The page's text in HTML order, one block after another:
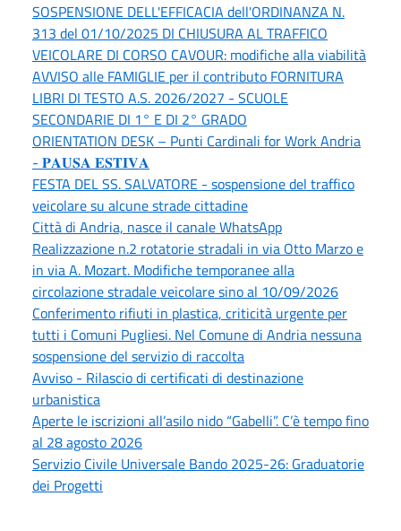
SOSPENSIONE DELL'EFFICACIA dell'ORDINANZA N.
313 del 01/10/2025 DI CHIUSURA AL TRAFFICO
VEICOLARE DI CORSO CAVOUR: modifiche alla viabilità
AVVISO alle FAMIGLIE per il contributo FORNITURA
LIBRI DI TESTO A.S. 2026/2027 - SCUOLE
SECONDARIE DI 1° E DI 2° GRADO
ORIENTATION DESK – Punti Cardinali for Work Andria
- 𝐏𝐀𝐔𝐒𝐀 𝐄𝐒𝐓𝐈𝐕𝐀
FESTA DEL SS. SALVATORE - sospensione del traffico
veicolare su alcune strade cittadine
Città di Andria, nasce il canale WhatsApp
Realizzazione n.2 rotatorie stradali in via Otto Marzo e
in via A. Mozart. Modifiche temporanee alla
circolazione stradale veicolare sino al 10/09/2026
Conferimento rifiuti in plastica, criticità urgente per
tutti i Comuni Pugliesi. Nel Comune di Andria nessuna
sospensione del servizio di raccolta
Avviso - Rilascio di certificati di destinazione
urbanistica
Aperte le iscrizioni all’asilo nido “Gabelli”. C’è tempo fino
al 28 agosto 2026
Servizio Civile Universale Bando 2025-26: Graduatorie
dei Progetti